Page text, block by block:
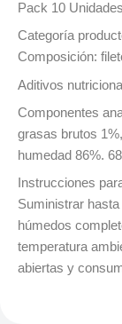
Pack 10
Categoría
Composición:
Aditivos
Componentes
grasas brutos
humedad 86%.
Instrucciones
Suministrar
húmedos
temperatura
abiertas y